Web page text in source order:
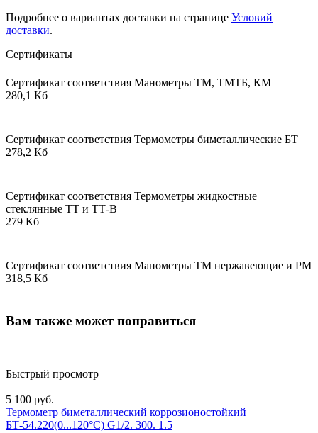
Подробнее о вариантах доставки на странице Условий
доставки.
Сертификаты
Сертификат соответствия Манометры ТМ, ТМТБ, КМ
280,1 Кб
Сертификат соответствия Термометры биметаллические БТ
278,2 Кб
Сертификат соответствия Термометры жидкостные
стеклянные ТТ и ТТ-В
279 Кб
Сертификат соответствия Манометры ТМ нержавеющие и РМ
318,5 Кб
Вам также может понравиться
Быстрый просмотр
5 100 руб.
Термометр биметаллический коррозионостойкий
БТ-54.220(0...120°С) G1/2. 300. 1.5